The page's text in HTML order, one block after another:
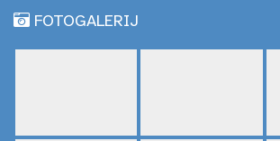
FOTOGALERIJ